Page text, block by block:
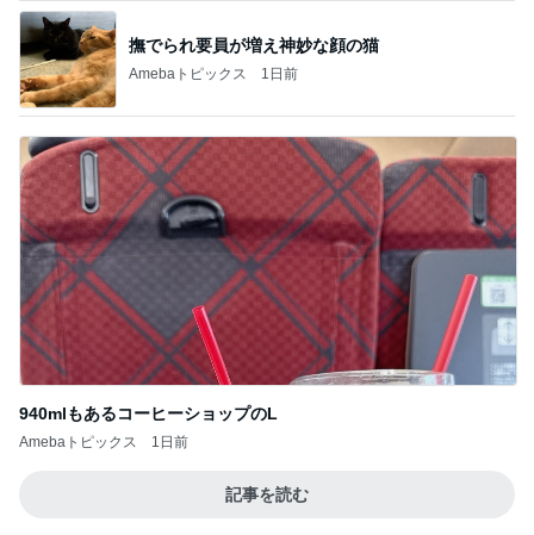
撫でられ要員が増え神妙な顔の猫
Amebaトピックス 1日前
940mlもあるコーヒーショップのL
Amebaトピックス 1日前
記事を読む